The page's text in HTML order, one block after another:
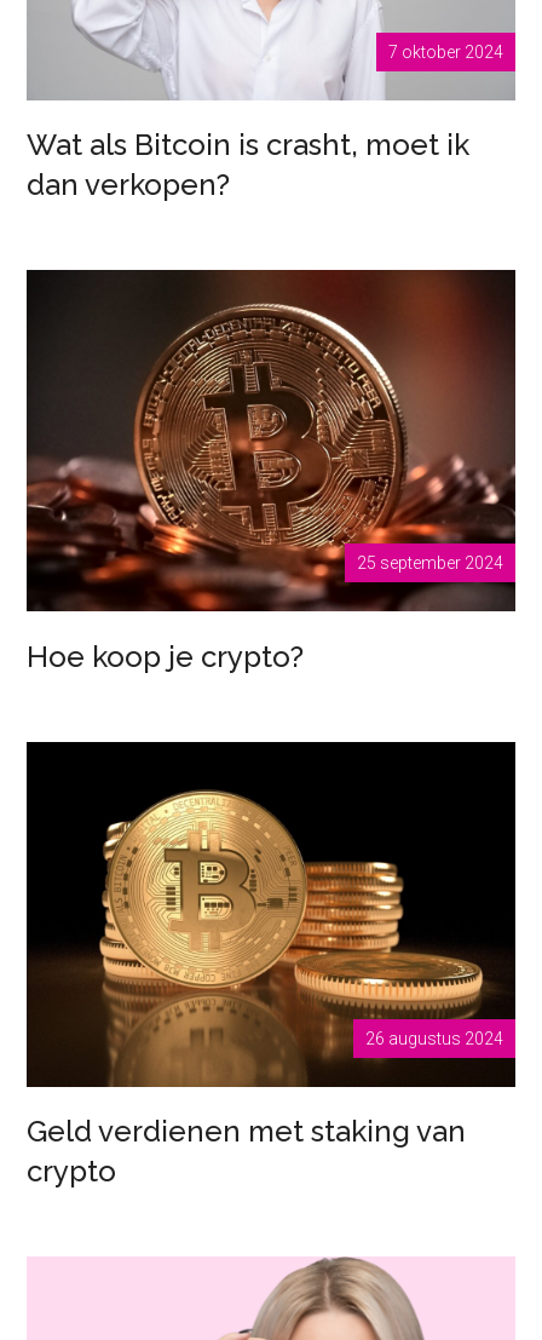
7 oktober 2024
Wat als Bitcoin is crasht, moet ik
dan verkopen?
25 september 2024
Hoe koop je crypto?
26 augustus 2024
Geld verdienen met staking van
crypto